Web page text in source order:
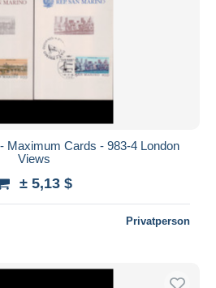
Maximum Cards - 983-4 London
Views
± 5,13 $
Privatperson